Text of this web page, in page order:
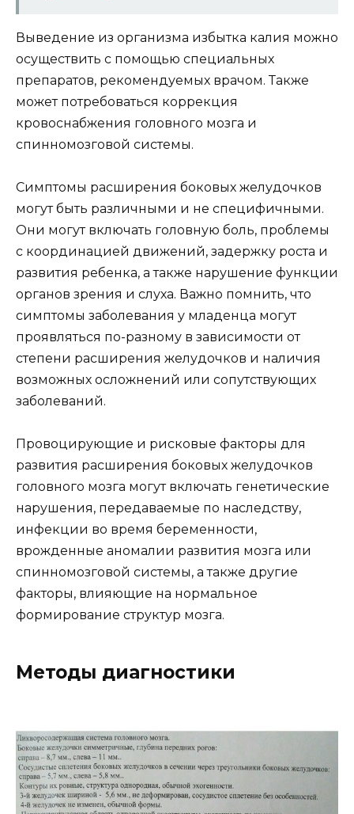
Выведение из организма избытка калия можно
осуществить с помощью специальных
препаратов, рекомендуемых врачом. Также
может потребоваться коррекция
кровоснабжения головного мозга и
спинномозговой системы.
Симптомы расширения боковых желудочков
могут быть различными и не специфичными.
Они могут включать головную боль, проблемы
с координацией движений, задержку роста и
развития ребенка, а также нарушение функции
органов зрения и слуха. Важно помнить, что
симптомы заболевания у младенца могут
проявляться по-разному в зависимости от
степени расширения желудочков и наличия
возможных осложнений или сопутствующих
заболеваний.
Провоцирующие и рисковые факторы для
развития расширения боковых желудочков
головного мозга могут включать генетические
нарушения, передаваемые по наследству,
инфекции во время беременности,
врожденные аномалии развития мозга или
спинномозговой системы, а также другие
факторы, влияющие на нормальное
формирование структур мозга.
Методы диагностики